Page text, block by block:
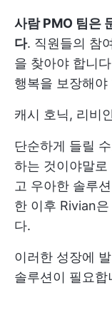
사람 PMO 팀은
다. 직원들의 참
을 찾아야 합니
행복을 보장해야
캐시 호닉, 리비
단순하게 들릴
하는 것이야말
고 우아한 솔루
한 이후 Rivian
다.
이러한 성장에
솔루션이 필요합